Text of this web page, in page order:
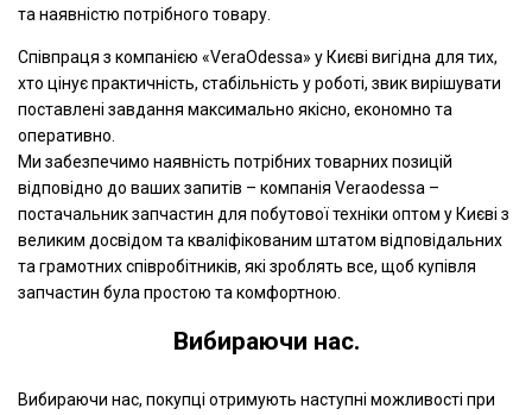
та наявністю потрібного товару.
Співпраця з компанією «VeraOdessa» у Києві вигідна для тих,
хто цінує практичність, стабільність у роботі, звик вирішувати
поставлені завдання максимально якісно, економно та
оперативно.
Ми забезпечимо наявність потрібних товарних позицій
відповідно до ваших запитів – компанія Veraodessa –
постачальник запчастин для побутової техніки оптом у Києві з
великим досвідом та кваліфікованим штатом відповідальних
та грамотних співробітників, які зроблять все, щоб купівля
запчастин була простою та комфортною.
Вибираючи нас.
Вибираючи нас, покупці отримують наступні можливості при